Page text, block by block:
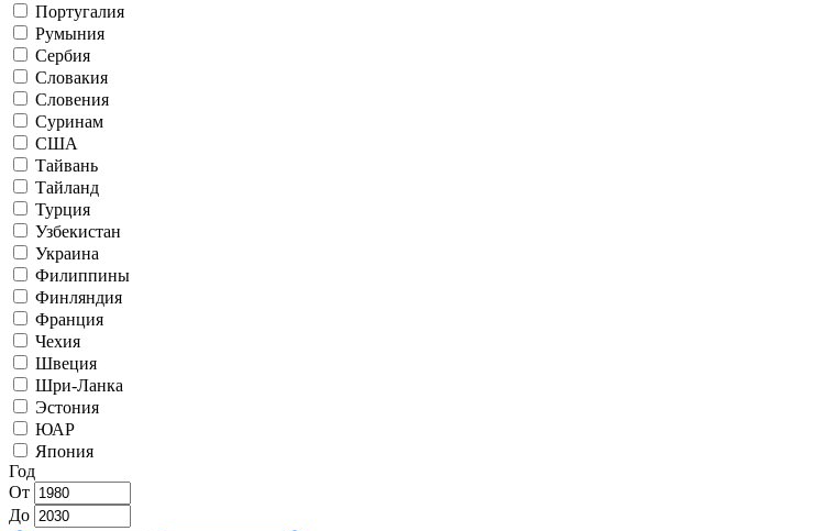
Португалия
Румыния
Сербия
Словакия
Словения
Суринам
США
Тайвань
Тайланд
Турция
Узбекистан
Украина
Филиппины
Финляндия
Франция
Чехия
Швеция
Шри-Ланка
Эстония
ЮАР
Япония
Год
От
До